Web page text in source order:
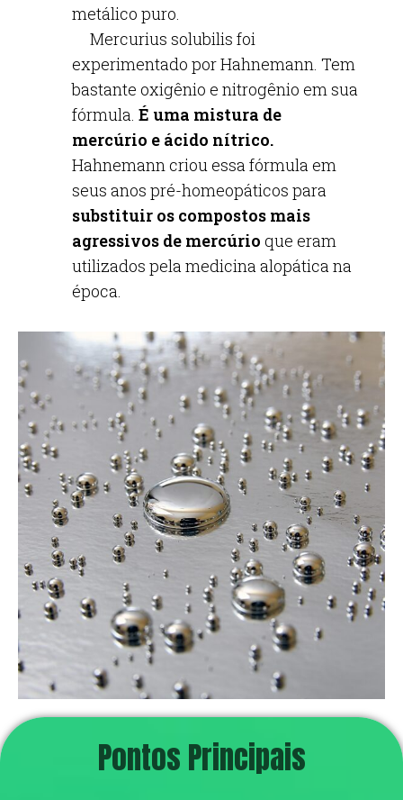
metálico puro.
Mercurius solubilis foi
experimentado por Hahnemann. Tem
bastante oxigênio e nitrogênio em sua
fórmula. É uma mistura de
mercúrio e ácido nítrico.
Hahnemann criou essa fórmula em
seus anos pré-homeopáticos para
substituir os compostos mais
agressivos de mercúrio que eram
utilizados pela medicina alopática na
época.
Pontos Principais